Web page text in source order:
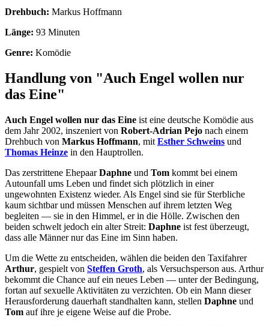
Drehbuch: Markus Hoffmann
Länge: 93 Minuten
Genre: Komödie
Handlung von "Auch Engel wollen nur
das Eine"
Auch Engel wollen nur das Eine ist eine deutsche Komödie aus
dem Jahr 2002, inszeniert von Robert-Adrian Pejo nach einem
Drehbuch von Markus Hoffmann, mit Esther Schweins und
Thomas Heinze in den Hauptrollen.
Das zerstrittene EhepaarDaphne und Tom kommt bei einem
Autounfall ums Leben und findet sich plötzlich in einer
ungewohnten Existenz wieder. Als Engel sind sie für Sterbliche
kaum sichtbar und müssen Menschen auf ihrem letzten Weg
begleiten — sie in den Himmel, er in die Hölle. Zwischen den
beiden schwelt jedoch ein alter Streit: Daphne ist fest überzeugt,
dass alle Männer nur das Eine im Sinn haben.
Um die Wette zu entscheiden, wählen die beiden den Taxifahrer
Arthur, gespielt von Steffen Groth, als Versuchsperson aus. Arthur
bekommt die Chance auf ein neues Leben — unter der Bedingung,
fortan auf sexuelle Aktivitäten zu verzichten. Ob ein Mann dieser
Herausforderung dauerhaft standhalten kann, stellen Daphne und
Tom auf ihre je eigene Weise auf die Probe.